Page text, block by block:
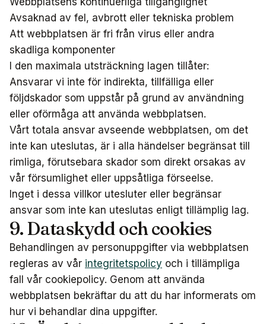
Avsaknad av fel, avbrott eller tekniska problem
Att webbplatsen är fri från virus eller andra
skadliga komponenter
I den maximala utsträckning lagen tillåter:
Ansvarar vi inte för indirekta, tillfälliga eller
följdskador som uppstår på grund av användning
eller oförmåga att använda webbplatsen.
Vårt totala ansvar avseende webbplatsen, om det
inte kan uteslutas, är i alla händelser begränsat till
rimliga, förutsebara skador som direkt orsakas av
vår försumlighet eller uppsåtliga förseelse.
Inget i dessa villkor utesluter eller begränsar
ansvar som inte kan uteslutas enligt tillämplig lag.
9. Dataskydd och cookies
Behandlingen av personuppgifter via webbplatsen
regleras av vår integritetspolicy och i tillämpliga
fall vår cookiepolicy. Genom att använda
webbplatsen bekräftar du att du har informerats om
hur vi behandlar dina uppgifter.